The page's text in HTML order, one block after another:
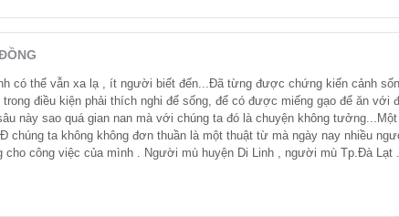
có thể vẫn xa lạ , ít người biết đến...Đã từng được chứng kiến cảnh
điều kiện phải thích nghi để sống, để có được miếng gạo để ăn với
này sao quá gian nan mà với chúng ta đó là chuyện không
chúng ta không không đơn thuần là một thuật từ mà ngày nay nhiều
cho công việc của mình . Người mù huyện Di Linh , người mù Tp.Đà Lạt